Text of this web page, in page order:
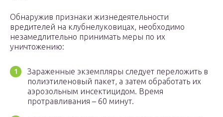
Обнаружив признаки жизнедеятельности
вредителей на клубнелуковицах, необходимо
незамедлительно принимать меры по их
уничтожению:
Зараженные экземпляры следует переложить в
полиэтиленовый пакет, а затем обработать их
аэрозольным инсектицидом. Время
протравливания – 60 минут.